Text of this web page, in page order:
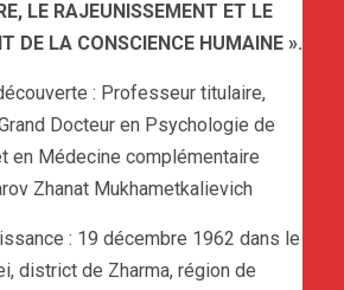
LE RAJEUNISSEMENT ET LE
DE LA CONSCIENCE HUMAINE ».
: Professeur titulaire,
Docteur en Psychologie de
en Médecine complémentaire
Zhanat Mukhametkalievich
: 19 décembre 1962 dans le
district de Zharma, région de